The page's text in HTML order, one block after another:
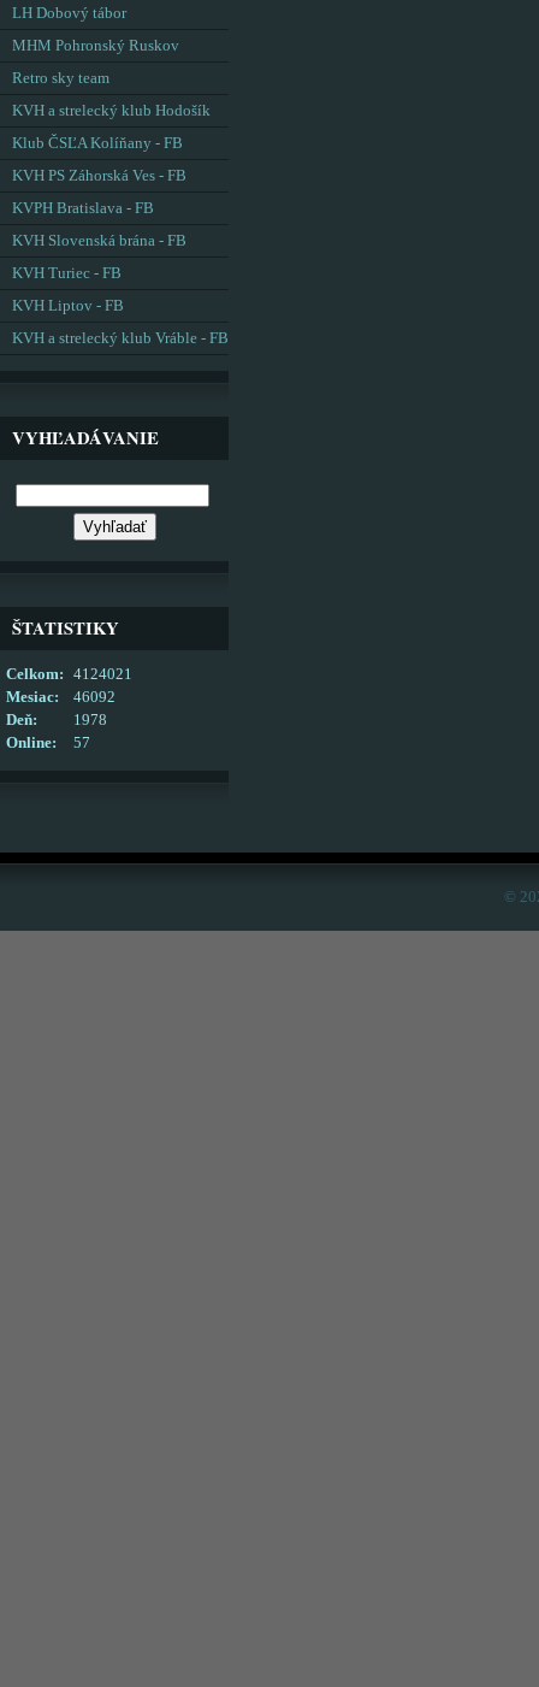
LH Dobový tábor
MHM Pohronský Ruskov
Retro sky team
KVH a strelecký klub Hodošík
Klub ČSĽA Kolíňany - FB
KVH PS Záhorská Ves - FB
KVPH Bratislava - FB
KVH Slovenská brána - FB
KVH Turiec - FB
KVH Liptov - FB
KVH a strelecký klub Vráble - FB
VYHĽADÁVANIE
ŠTATISTIKY
Online: 57
Celkom:
4124021
Mesiac:
46092
Deň:
1978
©